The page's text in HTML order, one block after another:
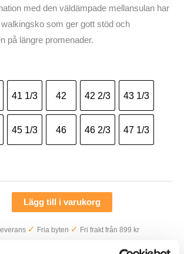
med den väldämpade mellansulan har
som ger gott stöd och
på längre promenader.
41 1/3 42 42 2/3 43 1/3
45 1/3 46 46 2/3 47 1/3
Lägg till i varukorg
✓ Fria byten ✓ Fri frakt från 899 kr